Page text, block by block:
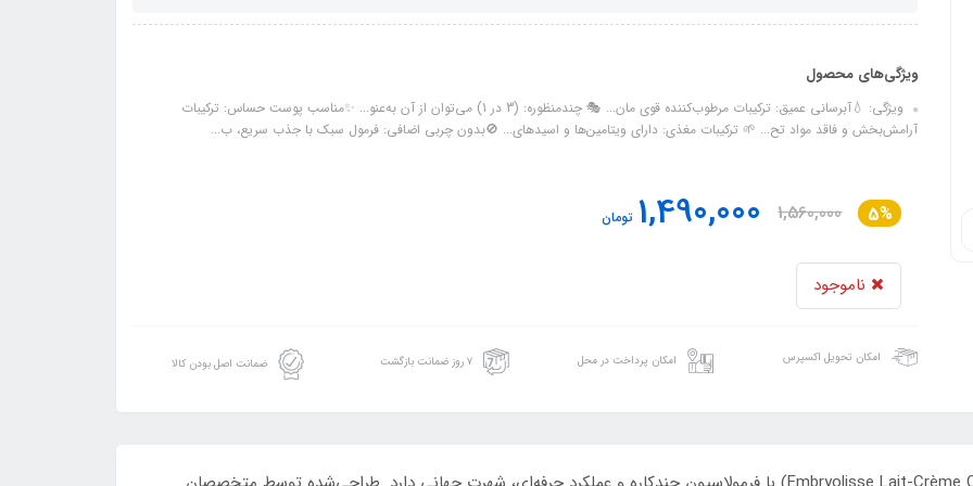
ویژگی‌های محصول
ویژگی: 💧آبرسانی عمیق: ترکیبات مرطوب‌کننده قوی مان... 🎭 چندمنظوره: (3 در 1) می‌توان از آن به‌عنو... ✨مناسب پوست حساس: ترکیبات
آرامش‌بخش و فاقد مواد تح... 🌱 ترکیبات مغذی: دارای ویتامین‌ها و اسیدهای... 🚫بدون چربی اضافی: فرمول سبک با جذب سریع، ب...
5%
1,560,000
1,490,000 تومان
ناموجود
امکان تحویل اکسپرس امکان پرداخت در محل ۷ روز ضمانت بازگشت ضمانت اصل بودن کالا